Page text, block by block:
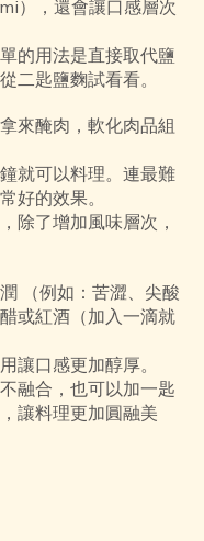
），還會讓口感層次
的用法是直接取代鹽
二匙鹽麴試看看。
來醃肉，軟化肉品組
就可以料理。連最難
好的效果。
除了增加風味層次，
（例如：苦澀、尖酸
或紅酒（加入一滴就
讓口感更加醇厚。
融合，也可以加一匙
讓料理更加圓融美